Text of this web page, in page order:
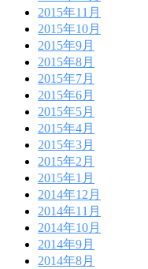
2015年11月
2015年10月
2015年9月
2015年8月
2015年7月
2015年6月
2015年5月
2015年4月
2015年3月
2015年2月
2015年1月
2014年12月
2014年11月
2014年10月
2014年9月
2014年8月